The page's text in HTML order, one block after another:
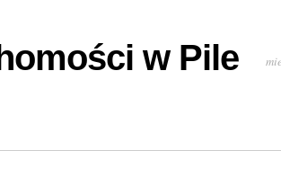
w Pile